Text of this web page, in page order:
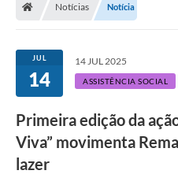
Notícias Notícia
JUL
14
14 JUL 2025
ASSISTÊNCIA SOCIAL
Primeira edição da
Viva” movimenta
lazer